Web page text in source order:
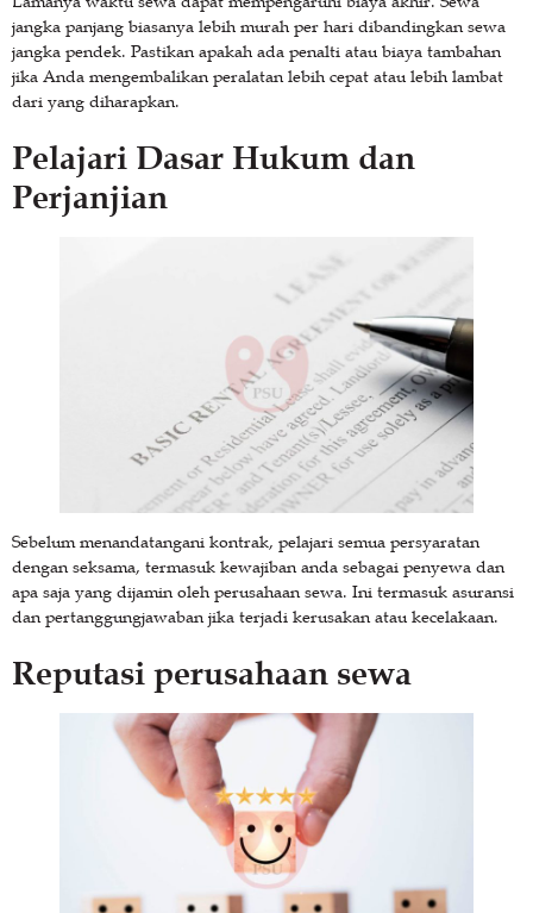
jangka panjang biasanya lebih murah per hari dibandingkan sewa
jangka pendek. Pastikan apakah ada penalti atau biaya tambahan
jika Anda mengembalikan peralatan lebih cepat atau lebih lambat
dari yang diharapkan.
Pelajari Dasar Hukum dan
Perjanjian
Sebelum menandatangani kontrak, pelajari semua persyaratan
dengan seksama, termasuk kewajiban anda sebagai penyewa dan
apa saja yang dijamin oleh perusahaan sewa. Ini termasuk asuransi
dan pertanggungjawaban jika terjadi kerusakan atau kecelakaan.
Reputasi perusahaan sewa